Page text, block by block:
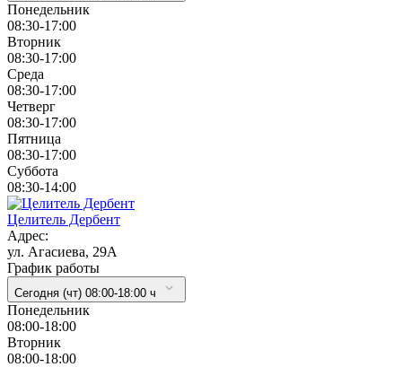
Понедельник
08:30-17:00
Вторник
08:30-17:00
Cреда
08:30-17:00
Четверг
08:30-17:00
Пятница
08:30-17:00
Суббота
08:30-14:00
Целитель Дербент
Адрес:
ул. Агасиева, 29А
График работы
Сегодня (чт) 08:00-18:00 ч
Понедельник
08:00-18:00
Вторник
08:00-18:00